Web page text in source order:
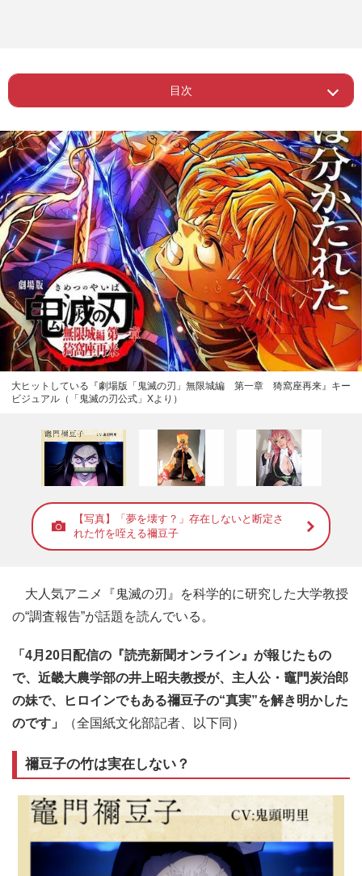
目次
Page 1 ー 禰豆子の竹は実在しない？
Page 2 ー 想像の世界を広げる側面も
大ヒットしている『劇場版「鬼滅の刃」無限城編 第一章 猗窩座再来』キー
ビジュアル（「鬼滅の刃公式」Xより）
【写真】「夢を壊す？」存在しないと断定さ
れた竹を咥える禰󠄀豆子
大人気アニメ『鬼滅の刃』を科学的に研究した大学教授
の“調査報告”が話題を読んでいる。
「4月20日配信の『読売新聞オンライン』が報じたもの
で、近畿大農学部の井上昭夫教授が、主人公・竈門炭治郎
の妹で、ヒロインでもある禰豆子の“真実”を解き明かした
のです」
（全国紙文化部記者、以下同）
禰豆子の竹は実在しない？